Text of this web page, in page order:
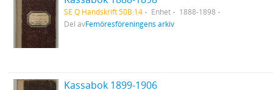
SE Q Handskrift 50B:14 Enhet
1888-1898
Del avFemöresföreningens arkiv
Kassabok 1899-1906